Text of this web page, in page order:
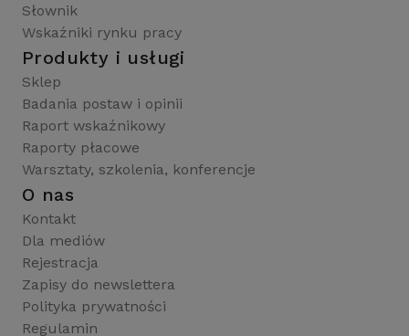
Słownik
Wskaźniki rynku pracy
Produkty i usługi
Sklep
Badania postaw i opinii
Raport wskaźnikowy
Raporty płacowe
Warsztaty, szkolenia, konferencje
O nas
Kontakt
Dla mediów
Rejestracja
Zapisy do newslettera
Polityka prywatności
Regulamin